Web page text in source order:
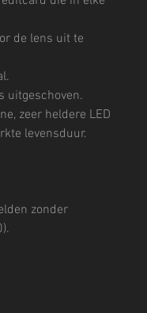
de lens uit te
uitgeschoven.
zeer heldere LED
levensduur.
zonder